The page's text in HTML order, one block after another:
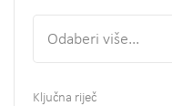
Odaberi više...
Ključna riječ